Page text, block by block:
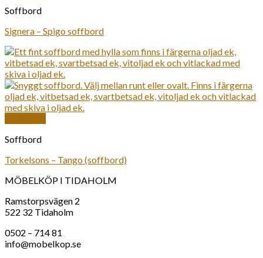
Soffbord
Signera – Spigo soffbord
Soffbord
Torkelsons – Tango (soffbord)
MÖBELKÖP I TIDAHOLM
Ramstorpsvägen 2
522 32 Tidaholm
0502 – 714 81
info@mobelkop.se